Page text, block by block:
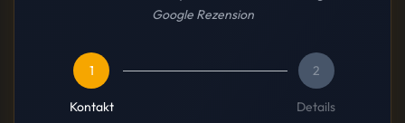
Google Rezension
1
Kontakt
2
Details